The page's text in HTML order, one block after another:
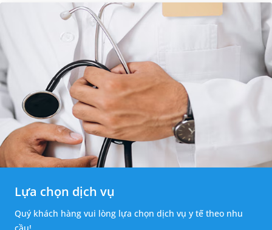
Lựa chọn dịch vụ
Quý khách hàng vui lòng lựa chọn dịch vụ y tế theo nhu